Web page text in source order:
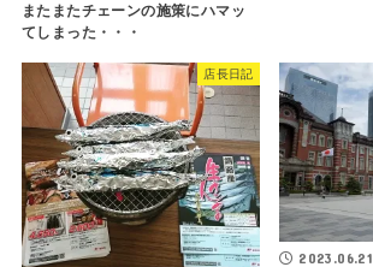
またまたチェーンの施策にハマッ
てしまった・・・
店長日記
2023.06.21